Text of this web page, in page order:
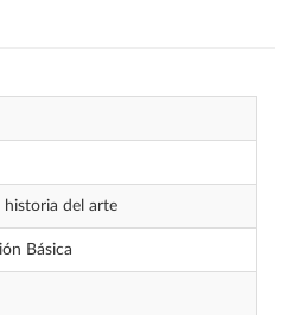
historia del arte
Básica